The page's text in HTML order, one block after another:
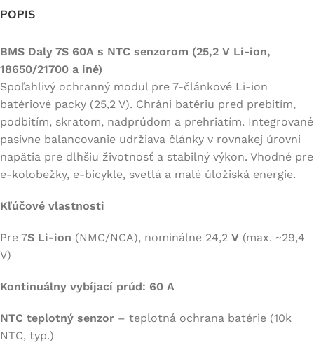
POPIS
BMS Daly 7S 60A s NTC senzorom (25,2 V Li-ion,
18650/21700 a iné)
Spoľahlivý ochranný modul pre 7-článkové Li-ion
batériové packy (25,2 V). Chráni batériu pred prebitím,
podbitím, skratom, nadprúdom a prehriatím. Integrované
pasívne balancovanie udržiava články v rovnakej úrovni
napätia pre dlhšiu životnosť a stabilný výkon. Vhodné pre
e-kolobežky, e-bicykle, svetlá a malé úložiská energie.
Kľúčové vlastnosti
Pre 7S Li-ion (NMC/NCA), nominálne 24,2 V (max. ~29,4
V)
Kontinuálny vybíjací prúd: 60 A
NTC teplotný senzor – teplotná ochrana batérie (10k
NTC, typ.)